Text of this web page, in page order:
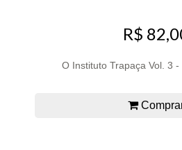
R$
O Instituto Trapaça Vol. 3